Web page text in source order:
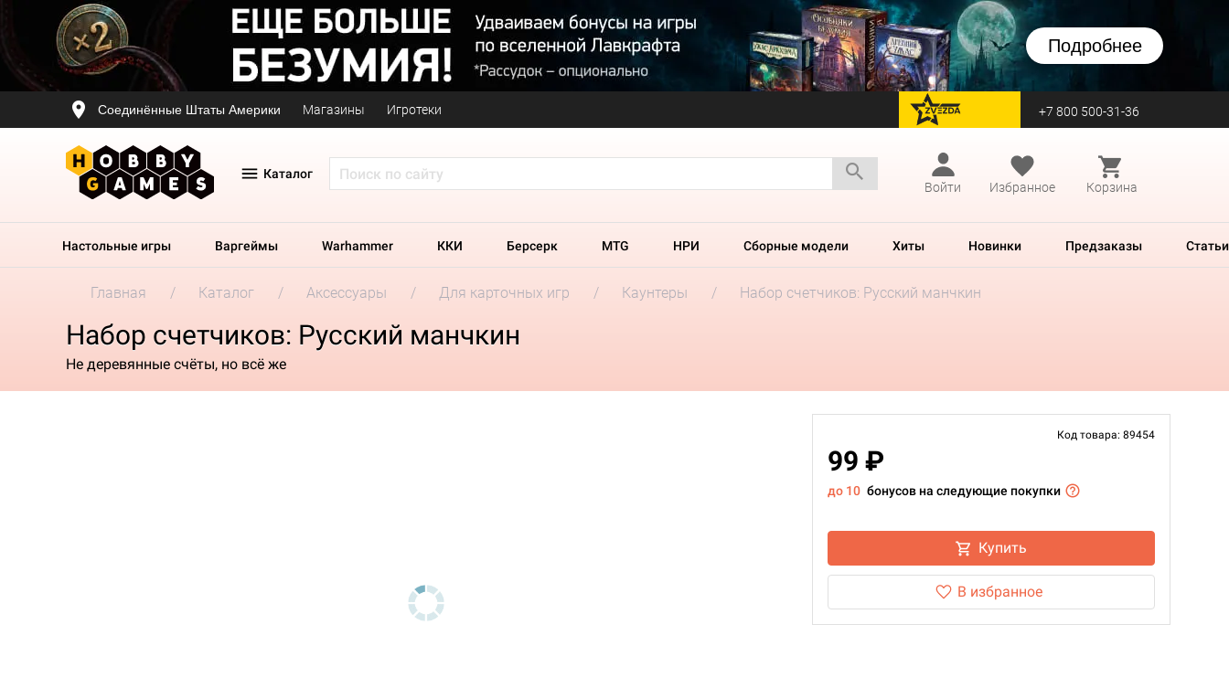
Подробнее
Соединённые Штаты Америки Магазины Игротеки перейти на Zvezda +7 800 500-31-36
Каталог
Войти
Избранное Корзина
Настольные игры Варгеймы Warhammer ККИ Берсерк MTG НРИ Сборные модели Хиты Новинки Предзаказы Статьи
Главная Каталог Аксессуары Для карточных игр Каунтеры Набор счетчиков: Русский манчкин
Набор счетчиков: Русский манчкин
Не деревянные счёты, но всё же
Код товара: 89454
99 ₽
до 10 бонусов на следующие покупки
Купить
В избранное